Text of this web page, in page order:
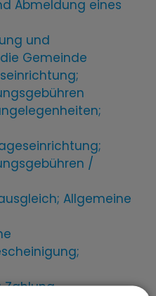
Abmeldung eines
und
Gemeinde
/
Allgemeine
Zahlung